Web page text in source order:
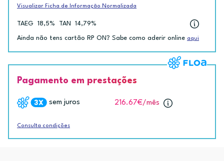
Visualizar Ficha de Informação Normalizada
TAEG 18,5% TAN 14,79%
Ainda não tens cartão RP ON? Sabe como aderir online aqui
Pagamento em prestações
sem juros 216.67€/mês
Consulta condições